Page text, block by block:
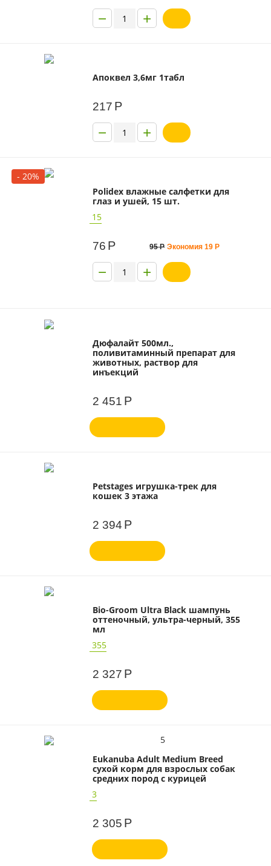
+
−
Апоквел 3,6мг 1табл
217 Р
+
−
- 20%
Polidex влажные салфетки для
глаз и ушей, 15 шт.
15
76 Р 95 Р Экономия19 Р
+
−
Дюфалайт 500мл.,
поливитаминный препарат для
животных, раствор для
инъекций
2 451 Р
Petstages игрушка-трек для
кошек 3 этажа
2 394 Р
Bio-Groom Ultra Black шампунь
оттеночный, ультра-черный, 355
мл
355
2 327 Р
5
Eukanuba Adult Medium Breed
сухой корм для взрослых собак
средних пород с курицей
3
2 305 Р